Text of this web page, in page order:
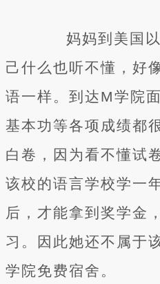
妈妈到美国以
己什么也听不懂，好
语一样。到达M学院
基本功等各项成绩都
白卷，因为看不懂试
该校的语言学校学一
后，才能拿到奖学金
习。因此她还不属于
学院免费宿舍。